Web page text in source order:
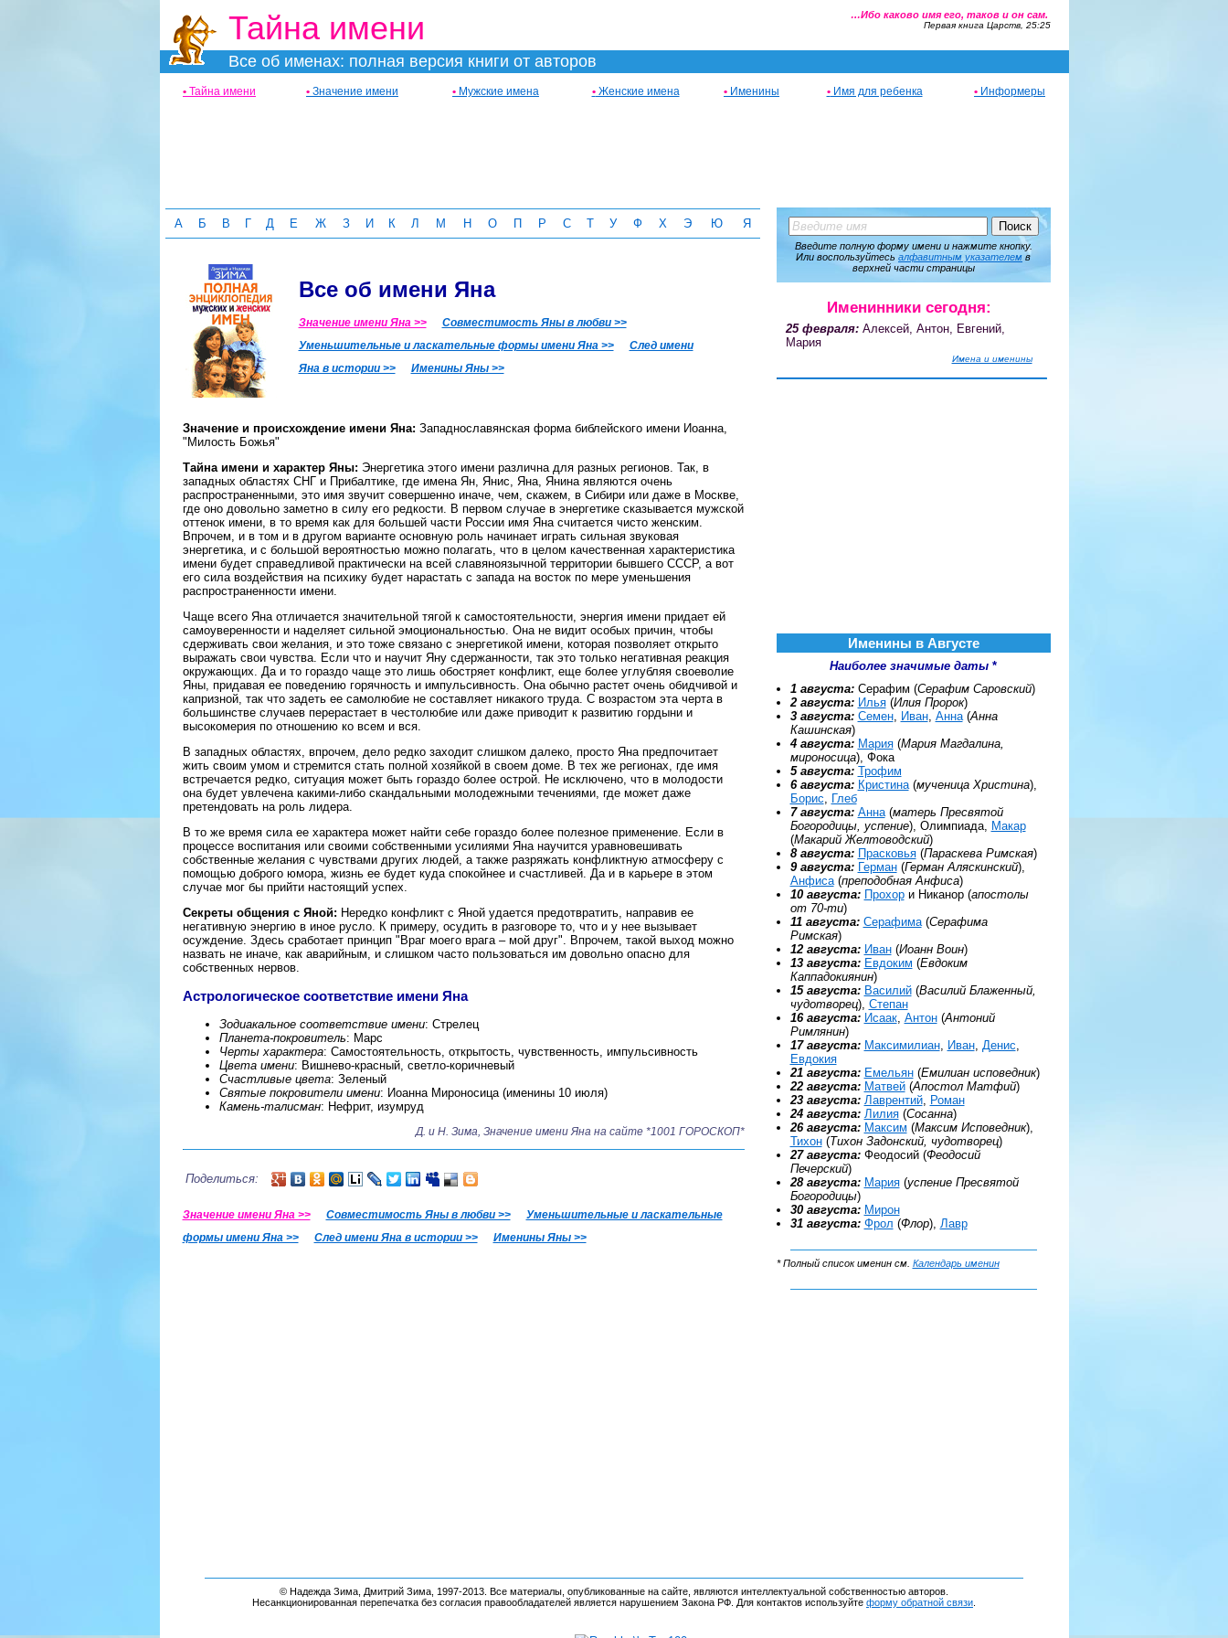
Тайна имени
Все об именах: полная версия книги от авторов
…Ибо каково имя его, таков и он сам.
Первая книга Царств, 25:25
• Тайна имени • Значение имени • Мужские имена •Женские имена • Именины •Имя для ребенка • Информеры
А Б В Г Д Е Ж З И К Л М Н О П Р С Т У Ф Х Э Ю Я
Все об имени Яна
Значение имени Яна >>
Совместимость Яны в любви >>
Уменьшительные и ласкательные формы имени Яна >>
След имени
Яна в истории >>
Именины Яны >>
Значение и происхождение имени Яна: Западнославянская форма библейского имени Иоанна,
"Милость Божья"
Тайна имени и характер Яны: Энергетика этого имени различна для разных регионов. Так, в
западных областях СНГ и Прибалтике, где имена Ян, Янис, Яна, Янина являются очень
распространенными, это имя звучит совершенно иначе, чем, скажем, в Сибири или даже в Москве,
где оно довольно заметно в силу его редкости. В первом случае в энергетике сказывается мужской
оттенок имени, в то время как для большей части России имя Яна считается чисто женским.
Впрочем, и в том и в другом варианте основную роль начинает играть сильная звуковая
энергетика, и с большой вероятностью можно полагать, что в целом качественная характеристика
имени будет справедливой практически на всей славяноязычной территории бывшего СССР, а вот
его сила воздействия на психику будет нарастать с запада на восток по мере уменьшения
распространенности имени.
Чаще всего Яна отличается значительной тягой к самостоятельности, энергия имени придает ей
самоуверенности и наделяет сильной эмоциональностью. Она не видит особых причин, чтобы
сдерживать свои желания, и это тоже связано с энергетикой имени, которая позволяет открыто
выражать свои чувства. Если что и научит Яну сдержанности, так это только негативная реакция
окружающих. Да и то гораздо чаще это лишь обостряет конфликт, еще более углубляя своеволие
Яны, придавая ее поведению горячность и импульсивность. Она обычно растет очень обидчивой и
капризной, так что задеть ее самолюбие не составляет никакого труда. С возрастом эта черта в
большинстве случаев перерастает в честолюбие или даже приводит к развитию гордыни и
высокомерия по отношению ко всем и вся.
В западных областях, впрочем, дело редко заходит слишком далеко, просто Яна предпочитает
жить своим умом и стремится стать полной хозяйкой в своем доме. В тех же регионах, где имя
встречается редко, ситуация может быть гораздо более острой. Не исключено, что в молодости
она будет увлечена какими-либо скандальными молодежными течениями, где может даже
претендовать на роль лидера.
В то же время сила ее характера может найти себе гораздо более полезное применение. Если в
процессе воспитания или своими собственными усилиями Яна научится уравновешивать
собственные желания с чувствами других людей, а также разряжать конфликтную атмосферу с
помощью доброго юмора, жизнь ее будет куда спокойнее и счастливей. Да и в карьере в этом
случае мог бы прийти настоящий успех.
Секреты общения с Яной: Нередко конфликт с Яной удается предотвратить, направив ее
негативную энергию в иное русло. К примеру, осудить в разговоре то, что и у нее вызывает
осуждение. Здесь сработает принцип "Враг моего врага – мой друг". Впрочем, такой выход можно
назвать не иначе, как аварийным, и слишком часто пользоваться им довольно опасно для
собственных нервов.
Астрологическое соответствие имени Яна
Зодиакальное соответствие имени: Стрелец
Планета-покровитель: Марс
Черты характера: Самостоятельность, открытость, чувственность, импульсивность
Цвета имени: Вишнево-красный, светло-коричневый
Счастливые цвета: Зеленый
Святые покровители имени: Иоанна Мироносица (именины 10 июля)
Камень-талисман: Нефрит, изумруд
Д. и Н. Зима, Значение имени Яна на сайте *1001 ГОРОСКОП*
Поделиться:
Значение имени Яна >> Совместимость Яны в любви >>
Уменьшительные и ласкательные
формы имени Яна >>
След имени Яна в истории >> Именины Яны >>
Введите полную форму имени и нажмите кнопку.
Или воспользуйтесь алфавитным указателем в
верхней части страницы
Именинники сегодня:
25 февраля:Алексей, Антон, Евгений,
Мария
Имена и именины
Именины в Августе
Наиболее значимые даты *
1 августа: Серафим (Серафим Саровский)
2 августа: Илья(Илия Пророк)
3 августа: Семен, Иван, Анна(Анна
Кашинская)
4 августа: Мария(Мария Магдалина,
мироносица), Фока
5 августа: Трофим
6 августа: Кристина(мученица Христина),
Борис, Глеб
7 августа: Анна(матерь Пресвятой
Богородицы, успение), Олимпиада, Макар
(Макарий Желтоводский)
8 августа: Прасковья(Параскева Римская)
9 августа: Герман(Герман Аляскинский),
Анфиса(преподобная Анфиса)
10 августа: Прохори Никанор (апостолы
от 70-ти)
11 августа: Серафима(Серафима
Римская)
12 августа: Иван(Иоанн Воин)
13 августа: Евдоким (Евдоким
Каппадокиянин)
15 августа: Василий(Василий Блаженный,
чудотворец), Степан
16 августа: Исаак, Антон(Антоний
Римлянин)
17 августа: Максимилиан, Иван, Денис,
Евдокия
21 августа: Емельян(Емилиан исповедник)
22 августа: Матвей(Апостол Матфий)
23 августа: Лаврентий, Роман
24 августа: Лилия(Сосанна)
26 августа: Максим (Максим Исповедник),
Тихон(Тихон Задонский, чудотворец)
27 августа: Феодосий (Феодосий
Печерский)
28 августа: Мария(успение Пресвятой
Богородицы)
30 августа: Мирон
31 августа: Фрол (Флор), Лавр
* Полный список именин см. Календарь именин
© Надежда Зима, Дмитрий Зима, 1997-2013. Все материалы, опубликованные на сайте, являются интеллектуальной собственностью авторов.
Несанкционированная перепечатка без согласия правообладателей является нарушением Закона РФ. Для контактов используйте форму обратной связи.